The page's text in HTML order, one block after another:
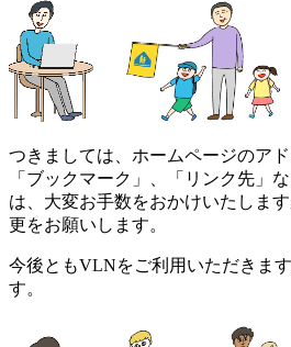
つきましては、ホームページのア
「ブックマーク」、「リンク先」
は、大変お手数をおかけいたしま
更をお願いします。
今後ともVLNをご利用いただきま
す。